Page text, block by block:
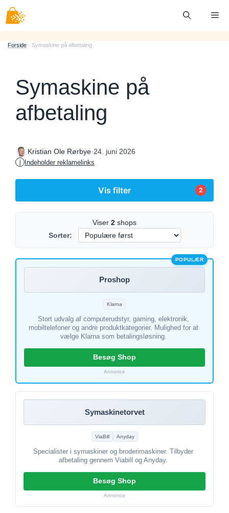
Hop
til
Forside - Symaskine på afbetaling
Symaskine på
afbetaling
Kristian Ole Rørbye·24. juni 2026
i Indeholder reklamelinks
Vis filter 2
Viser 2 shops
Sorter:
POPULÆR
Proshop
Klarna
Stort udvalg af computerudstyr, gaming, elektronik,
mobiltelefoner og andre produktkategorier. Mulighed for at
vælge Klarna som betalingsløsning.
Besøg Shop
Annonce
Symaskinetorvet
ViaBill Anyday
Specialister i symaskiner og broderimaskiner. Tilbyder
afbetaling gennem Viabill og Anyday.
Besøg Shop
Annonce